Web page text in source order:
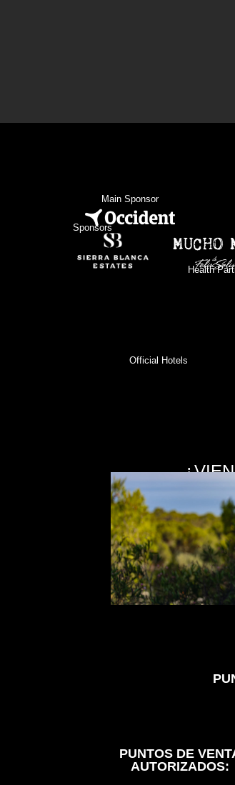
Main Sponsor
Sponsors
Health
Official Hotels
PUNTOS DE
AUTORIZADOS: